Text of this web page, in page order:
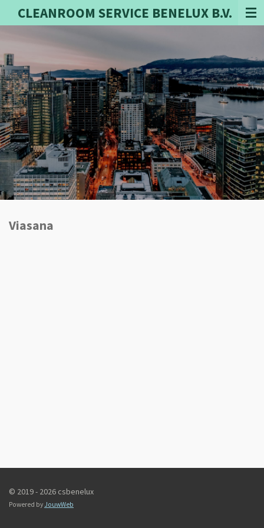
direct
hoofdinhoud
CLEANROOM SERVICE BENELUX B.V.
Viasana
© 2019 - 2026 csbenelux
Powered by JouwWeb